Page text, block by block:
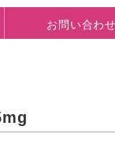
お問い合わせ